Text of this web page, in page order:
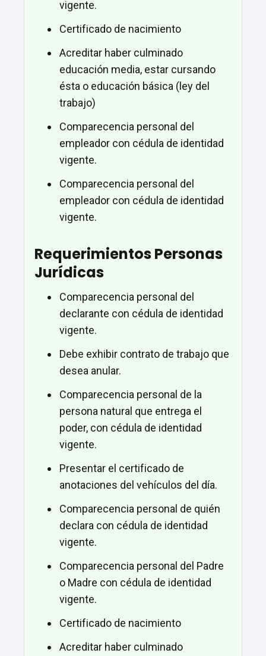
vigente.
Certificado de nacimiento
Acreditar haber culminado
educación media, estar cursando
ésta o educación básica (ley del
trabajo)
Comparecencia personal del
empleador con cédula de identidad
vigente.
Comparecencia personal del
empleador con cédula de identidad
vigente.
Requerimientos Personas
Jurídicas
Comparecencia personal del
declarante con cédula de identidad
vigente.
Debe exhibir contrato de trabajo que
desea anular.
Comparecencia personal de la
persona natural que entrega el
poder, con cédula de identidad
vigente.
Presentar el certificado de
anotaciones del vehículos del día.
Comparecencia personal de quién
declara con cédula de identidad
vigente.
Comparecencia personal del Padre
o Madre con cédula de identidad
vigente.
Certificado de nacimiento
Acreditar haber culminado